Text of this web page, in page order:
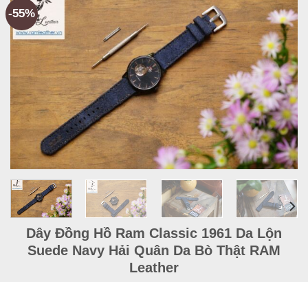
-55%
Dây Đồng Hồ Ram Classic 1961 Da Lộn
Suede Navy Hải Quân Da Bò Thật RAM
Leather